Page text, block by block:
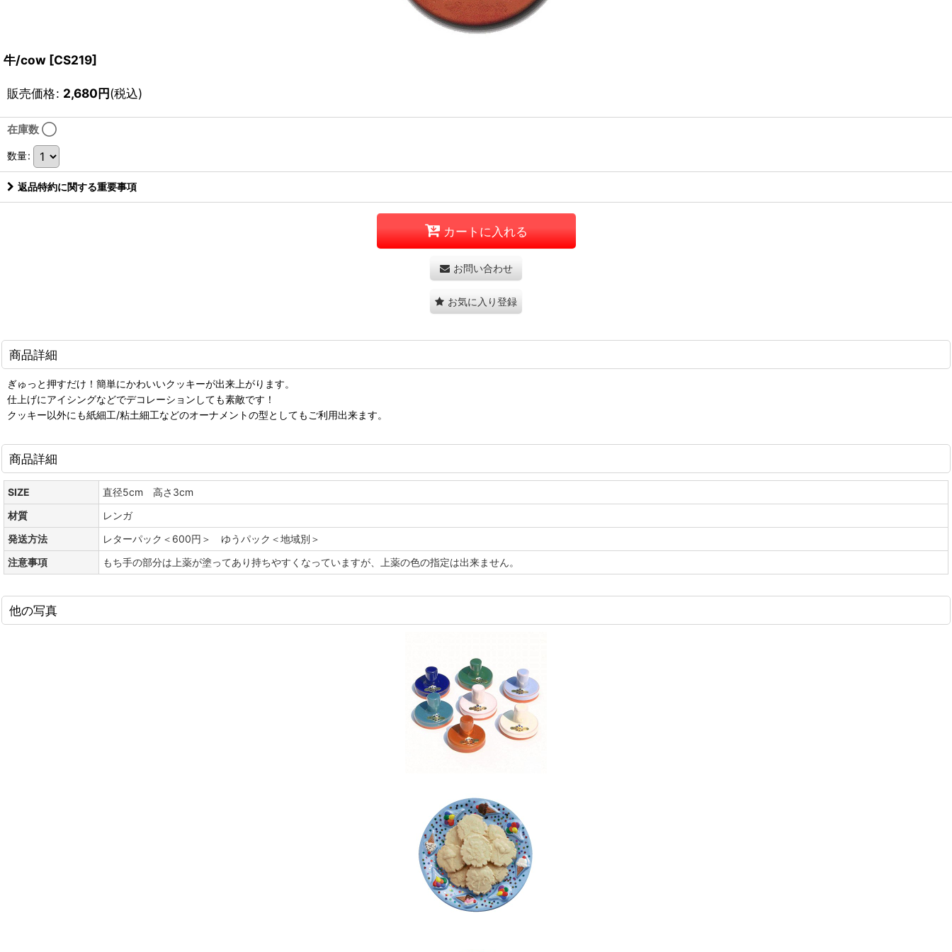
牛/cow [CS219]
販売価格: 2,680円(税込)
在庫数 ◯
数量:
返品特約に関する重要事項
カートに入れる
お問い合わせ
お気に入り登録
商品詳細
ぎゅっと押すだけ！簡単にかわいいクッキーが出来上がります。
仕上げにアイシングなどでデコレーションしても素敵です！
クッキー以外にも紙細工/粘土細工などのオーナメントの型としてもご利用出来ます。
商品詳細
SIZE
直径5cm 高さ3cm
材質
レンガ
発送方法
レターパック＜600円＞ ゆうパック＜地域別＞
注意事項
もち手の部分は上薬が塗ってあり持ちやすくなっていますが、上薬の色の指定は出来ません。
他の写真